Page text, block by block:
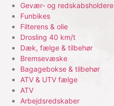
Gevær- og redskabsholdere
Funbikes
Filterens & olie
Drosling 40 km/t
Dæk, fælge & tilbehør
Bremsevæske
Bagagebokse & tilbehør
ATV & UTV fælge
ATV
Arbejdsredskaber